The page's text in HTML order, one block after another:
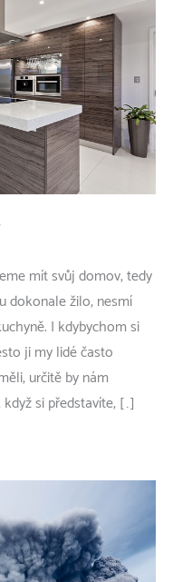
mít svůj domov, tedy
dokonale žilo, nesmí
I kdybychom si
ji my lidé často
určitě by nám
si představíte, […]